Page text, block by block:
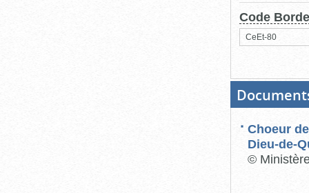
Code
CeEt-80
Choeur
Dieu-de-
©